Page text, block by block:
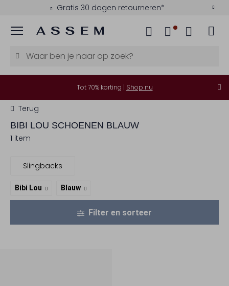
Gratis 30 dagen retourneren*
Menu
Tot 70% korting | Shop nu
Terug
BIBI LOU SCHOENEN BLAUW
1 item
Slingbacks
Bibi Lou Blauw
Filter en sorteer